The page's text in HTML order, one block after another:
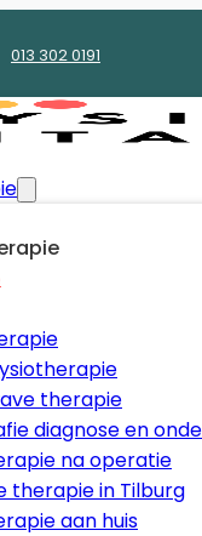
013 302 0191
therapie
diagnose en
na operatie
therapie in Tilburg
aan huis